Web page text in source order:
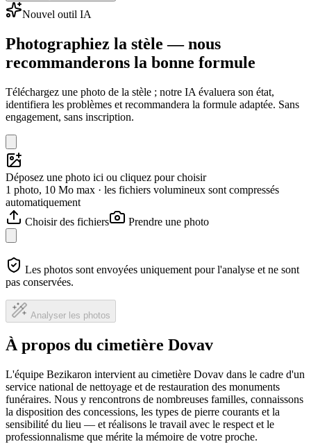
Nouvel outil IA
Photographiez la stèle — nous
recommanderons la bonne formule
Téléchargez une photo de la stèle ; notre IA évaluera son état,
identifiera les problèmes et recommandera la formule adaptée. Sans
engagement, sans inscription.
Déposez une photo ici ou cliquez pour choisir
1 photo, 10 Mo max · les fichiers volumineux sont compressés
automatiquement
Choisir des fichiers
Prendre une photo
Les photos sont envoyées uniquement pour l'analyse et ne sont
pas conservées.
Analyser les photos
À propos du cimetière Dovav
L'équipe Bezikaron intervient au cimetière Dovav dans le cadre d'un
service national de nettoyage et de restauration des monuments
funéraires. Nous y rencontrons de nombreuses familles, connaissons
la disposition des concessions, les types de pierre courants et la
sensibilité du lieu — et réalisons le travail avec le respect et le
professionnalisme que mérite la mémoire de votre proche.